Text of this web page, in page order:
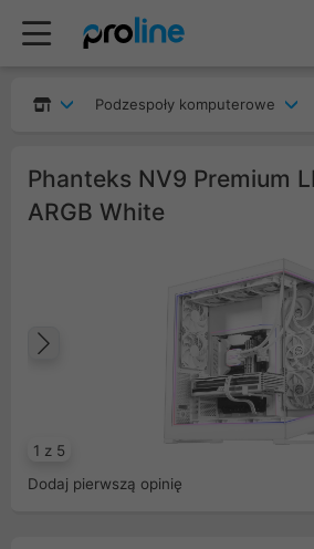
Podzespoły komputerowe
Phanteks NV9 Premium
ARGB White
1 z 5
Poprzedni
Dodaj pierwszą opinię